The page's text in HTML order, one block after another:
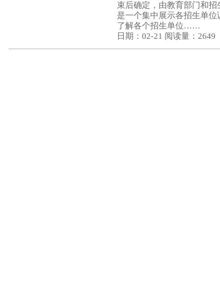
束后确定，由教育部门和
是一个集中展示各招生单
了解各个招生单位……
日期：02-21 阅读量：2649